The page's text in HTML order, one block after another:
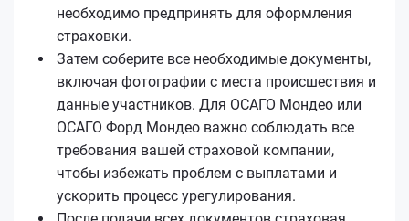
необходимо предпринять для оформления
страховки.
Затем соберите все необходимые документы,
включая фотографии с места происшествия и
данные участников. Для ОСАГО Мондео или
ОСАГО Форд Мондео важно соблюдать все
требования вашей страховой компании,
чтобы избежать проблем с выплатами и
ускорить процесс урегулирования.